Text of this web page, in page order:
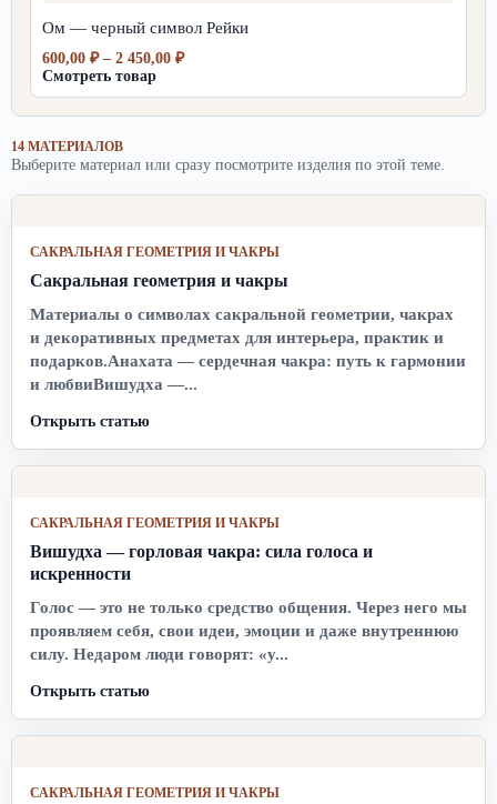
Ом — черный символ Рейки
600,00 ₽ – 2 450,00 ₽Диапазон
600,00 ₽
–
Смотреть товар
14 МАТЕРИАЛОВ
Выберите материал или сразу посмотрите изделия по этой теме.
САКРАЛЬНАЯ ГЕОМЕТРИЯ И ЧАКРЫ
Сакральная геометрия и чакры
Материалы о символах сакральной геометрии, чакрах
и декоративных предметах для интерьера, практик и
подарков.Анахата — сердечная чакра: путь к гармонии
и любвиВишудха —...
Открыть статью
САКРАЛЬНАЯ ГЕОМЕТРИЯ И ЧАКРЫ
Вишудха — горловая чакра: сила голоса и
искренности
Голос — это не только средство общения. Через него мы
проявляем себя, свои идеи, эмоции и даже внутреннюю
силу. Недаром люди говорят: «у...
Открыть статью
САКРАЛЬНАЯ ГЕОМЕТРИЯ И ЧАКРЫ